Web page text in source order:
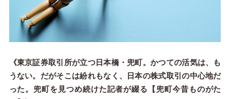
《東京証券取引所が立つ日本橋・兜町。かつての活気は、も
うない。だがそこは紛れもなく、日本の株式取引の中心地だ
った。兜町を見つめ続けた記者が綴る【兜町今昔ものがた